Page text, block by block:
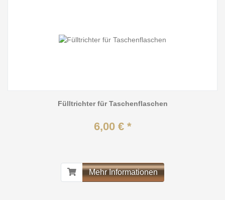
Fülltrichter für Taschenflaschen
6,00 € *
Mehr Informationen